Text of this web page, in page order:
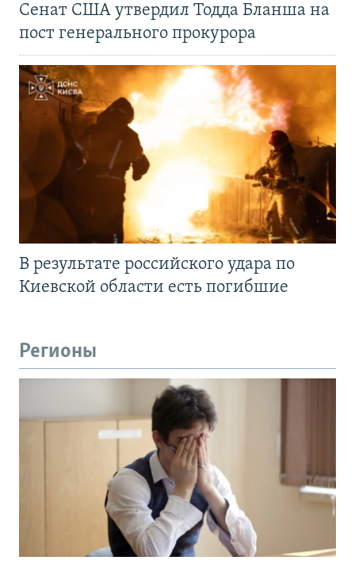
Сенат США утвердил Тодда Бланша на
пост генерального прокурора
В результате российского удара по
Киевской области есть погибшие
Регионы